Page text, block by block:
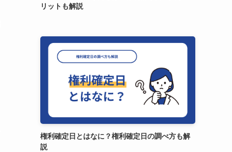
リットも解説
権利確定日とはなに？権利確定日の調べ方も解
説